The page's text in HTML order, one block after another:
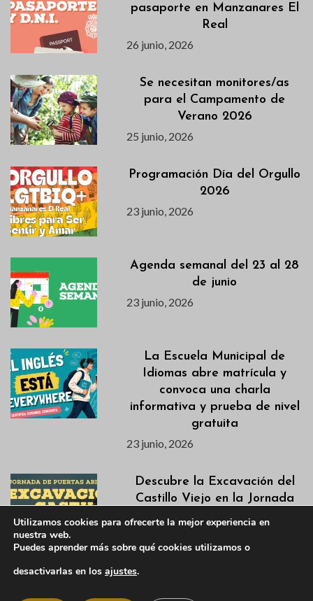
pasaporte en Manzanares El
Real
26 junio, 2026
Se necesitan monitores/as
para el Campamento de
Verano 2026
25 junio, 2026
Programación Día del Orgullo
2026
23 junio, 2026
Agenda semanal del 23 al 28
de junio
23 junio, 2026
La Escuela Municipal de
Idiomas abre matrícula y
convoca una charla
informativa y prueba de nivel
gratuita
23 junio, 2026
Descubre la Excavación del
Castillo Viejo en la Jornada
de junio
22 junio, 2026
Utilizamos cookies para ofrecerte la mejor experiencia en
nuestra web.
Puedes aprender más sobre qué cookies utilizamos o
desactivarlas en los ajustes.